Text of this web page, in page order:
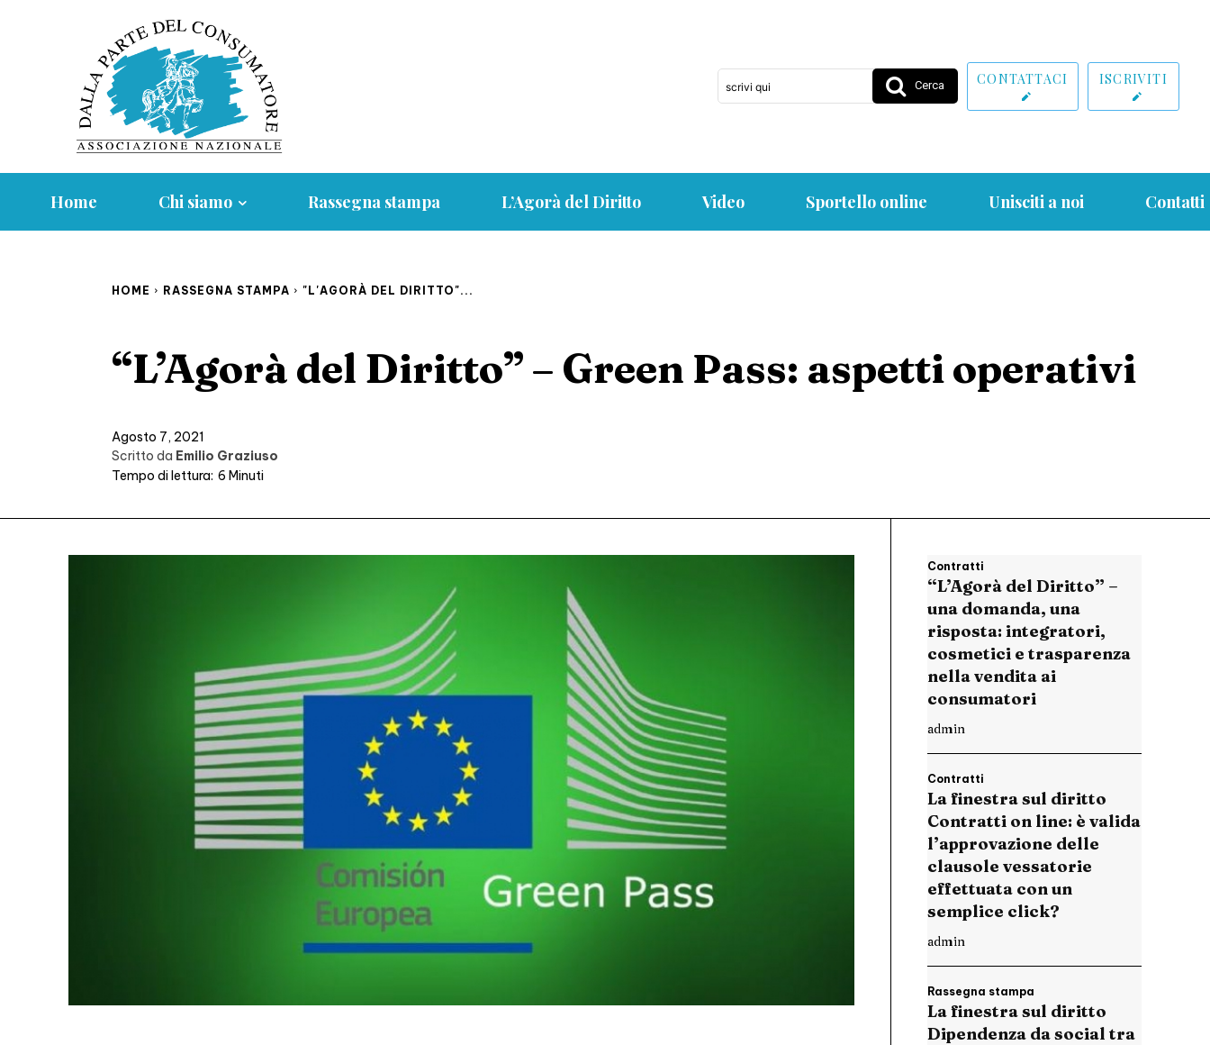
scrivi qui Cerca CONTATTACI ISCRIVITI
Home Chi siamo Rassegna stampa L’Agorà del Diritto Video Sportello online Unisciti a noi Contatti
HOME RASSEGNA STAMPA "L'AGORÀ DEL DIRITTO"...
“L’Agorà del Diritto” – Green Pass: aspetti operativi
Agosto 7, 2021
Scritto da Emilio Graziuso
Tempo di lettura: 6 Minuti
Contratti
“L’Agorà del Diritto” –
una domanda, una
risposta: integratori,
cosmetici e trasparenza
nella vendita ai
consumatori
admin
Contratti
La finestra sul diritto
Contratti on line: è valida
l’approvazione delle
clausole vessatorie
effettuata con un
semplice click?
admin
Rassegna stampa
La finestra sul diritto
Dipendenza da social tra